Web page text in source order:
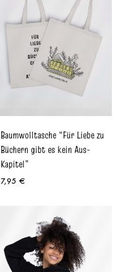
Baumwolltasche “Für Liebe zu
Büchern gibt es kein Aus-
Kapitel”
7,95 €